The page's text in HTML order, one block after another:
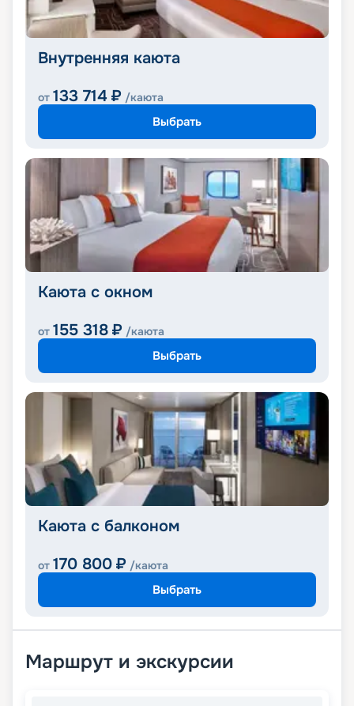
Внутренняя каюта
от 133 714 ₽ /каюта
Выбрать
Каюта с окном
от 155 318 ₽ /каюта
Выбрать
Каюта с балконом
от 170 800 ₽ /каюта
Выбрать
Маршрут и экскурсии